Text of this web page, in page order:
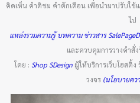
คิดเห็น คำติชม คำตักเตือน เพื่อนำมาปรับใช้
ไป
แหล่งรวมความรู้ บทความ ข่าวสาร
และควบคุมการวางคำสั่
โดย : Shop SDesign ผู้ให้บริการเว็บโฮสติ้
วงจร(นโยบายคว